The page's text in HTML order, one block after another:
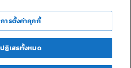
การตั้งค่าคุกกี้
ปฏิเสธทั้งหมด